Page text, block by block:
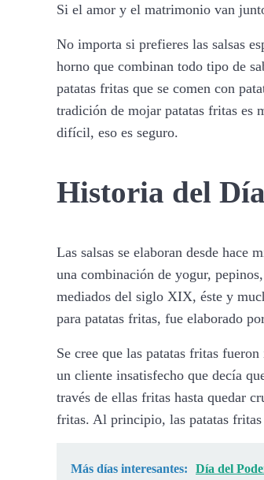
Si el amor y el matrimonio van
No importa si prefieres las salsas
horno que combinan todo tipo de
patatas fritas que se comen con
tradición de mojar patatas fritas es
difícil, eso es seguro.
Historia del
Las salsas se elaboran desde hace
una combinación de yogur,
mediados del siglo XIX, éste y
para patatas fritas, fue elaborado
Se cree que las patatas fritas
un cliente insatisfecho que decía
través de ellas fritas hasta quedar
fritas. Al principio, las patatas fritas
Más días interesantes: Día del